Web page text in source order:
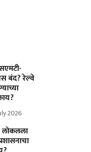
बंद? रेल्वे
2026
लोकलला